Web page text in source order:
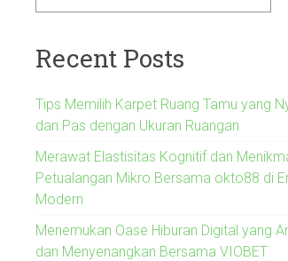
Recent Posts
Tips Memilih Karpet Ruang Tamu yang
dan Pas dengan Ukuran Ruangan
Merawat Elastisitas Kognitif dan
Petualangan Mikro Bersama okto88 di
Modern
Menemukan Oase Hiburan Digital yang
dan Menyenangkan Bersama VIOBET